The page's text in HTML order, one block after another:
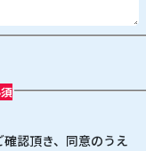
確認頂き、同意のうえ